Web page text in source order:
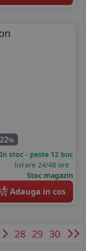
22%
In stoc - peste 12 buc
livrare 24/48 ore
Stoc magazin
4 Adauga in cos
28 29 30